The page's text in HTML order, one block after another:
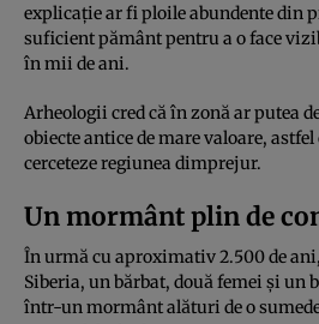
explicație ar fi ploile abundente din
suficient pământ pentru a o face
în mii de ani.
Arheologii cred că în zonă ar putea
obiecte antice de mare valoare,
cerceteze regiunea dimprejur.
Un mormânt plin de
În urmă cu aproximativ 2.500 de ani,
Siberia, un bărbat, două femei și un
într-un mormânt alături de o